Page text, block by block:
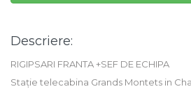
Descriere:
RIGIPSARI FRANTA +SEF DE ECHIPA
Stație telecabina Grands Montets in